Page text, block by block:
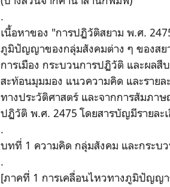
.
เนื้อหาของ "การปฏิวัติสยาม พ.ศ.
ภูมิปัญญาของกลุ่มสังคมต่าง ๆ ของสย
การเมือง กระบวนการปฏิวัติ และผลสื
สะท้อนมุมมอง แนวความคิด และราย
ทางประวัติศาสตร์ และจากการสัมภา
ปฏิวัติ พ.ศ. 2475 โดยสารบัญมีรายละ
.
บทที่ 1 ความคิด กลุ่มสังคม และกระบ
.
[ภาคที่ 1 การเคลื่อนไหวทางภูมิปัญญ